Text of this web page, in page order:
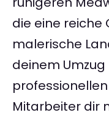
die eine reiche
malerische
deinem
Mitarbeiter dir